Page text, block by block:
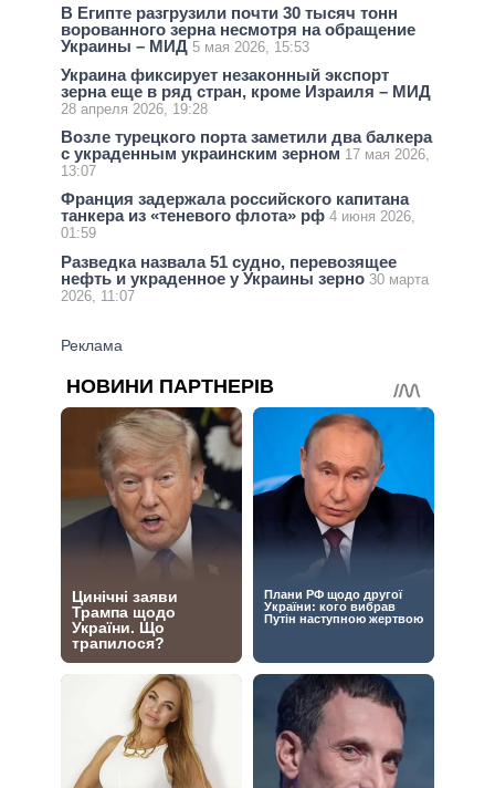
В Египте разгрузили почти 30 тысяч тонн
ворованного зерна несмотря на обращение
Украины – МИД 5 мая 2026, 15:53
Украина фиксирует незаконный экспорт
зерна еще в ряд стран, кроме Израиля – МИД
28 апреля 2026, 19:28
Возле турецкого порта заметили два балкера
с украденным украинским зерном 17 мая 2026,
13:07
Франция задержала российского капитана
танкера из «теневого флота» рф 4 июня 2026,
01:59
Разведка назвала 51 судно, перевозящее
нефть и украденное у Украины зерно 30 марта
2026, 11:07